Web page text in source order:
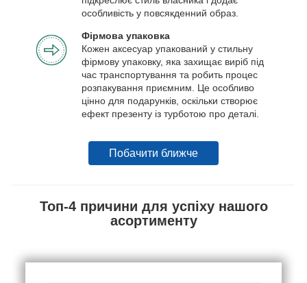
особливість у повсякденний образ.
Фірмова упаковка
Кожен аксесуар упакований у стильну
фірмову упаковку, яка захищає виріб під
час транспортування та робить процес
розпакування приємним. Це особливо
цінно для подарунків, оскільки створює
ефект презенту із турботою про деталі.
Побачити ближче
Топ-4 причини для успіху нашого
асортименту